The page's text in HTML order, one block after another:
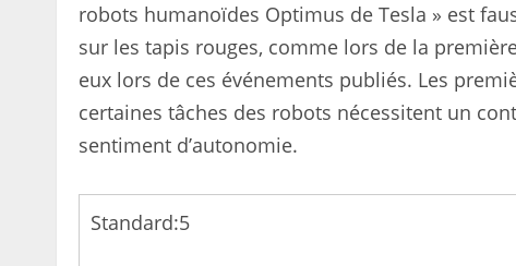
robots humanoïdes Optimus de Tesla » est
sur les tapis rouges, comme lors de la
eux lors de ces événements publiés. Les
certaines tâches des robots nécessitent un
sentiment d’autonomie.
Standard:5